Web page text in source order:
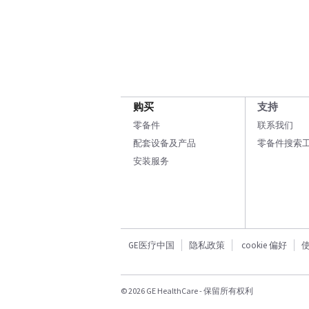
购买
零备件
配套设备及产品
安装服务
支持
联系我们
零备件搜索
GE医疗中国 隐私政策 cookie 偏好
© 2026 GE HealthCare - 保留所有权利